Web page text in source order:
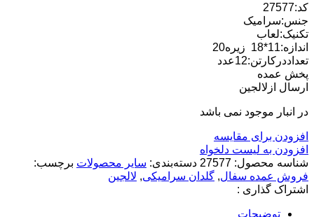
کد:27577
جنس:سرامیک
تکنیک:لعاب
اندازه:11*18 زیره20
تعداددرکارتن:12عدد
پخش عمده
ارسال ازلالجین
در انبار موجود نمی باشد
افزودن برای مقایسه
افزودن به لیست دلخواه
شناسه محصول: 27577 دسته‌بندی: سایر محصولات برچسب:
فروش عمده سفال, گلدان سرامیکی, لالجین
اشتراک گذاری :
توضیحات